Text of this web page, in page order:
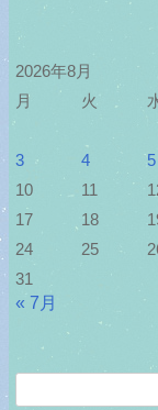
2026年8月
月
火
3
4 5
10
11
17
18
24
25
31
« 7月